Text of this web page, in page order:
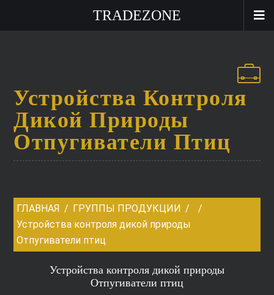
TRADEZONE
Устройства Контроля
Дикой Природы
Отпугиватели Птиц
ГЛАВНАЯ
ГРУППЫ ПРОДУКЦИИ
Устройства контроля дикой природы
Отпугиватели птиц
Устройства контроля дикой природы
Отпугиватели птиц